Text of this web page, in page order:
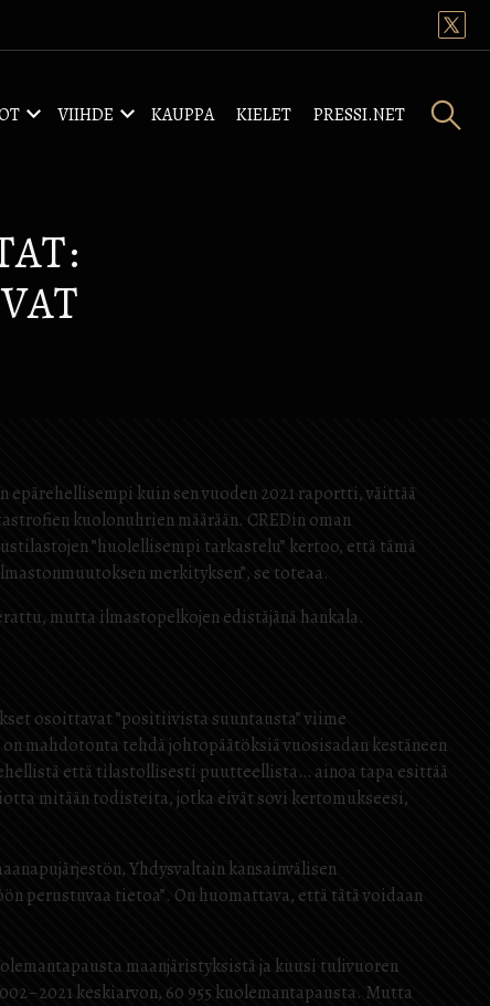
VIIHDE KAUPPA KIELET PRESSI.NET
epärehellisempi kuin sen vuoden 2021 raportti, väittää
kuolonuhrien määrään. CREDin oman
”huolellisempi tarkastelu” kertoo, että tämä
merkityksen”, se toteaa.
mutta ilmastopelkojen edistäjänä hankala.
osoittavat ”positiivista suuntausta” viime
mahdotonta tehdä johtopäätöksiä vuosisadan kestäneen
että tilastollisesti puutteellista… ainoa tapa esittää
mitään todisteita, jotka eivät sovi kertomukseesi,
Yhdysvaltain kansainvälisen
perustuvaa tietoa”. On huomattava, että tätä voidaan
maanjäristyksistä ja kuusi tulivuoren
keskiarvon, 60 955 kuolemantapausta. Mutta